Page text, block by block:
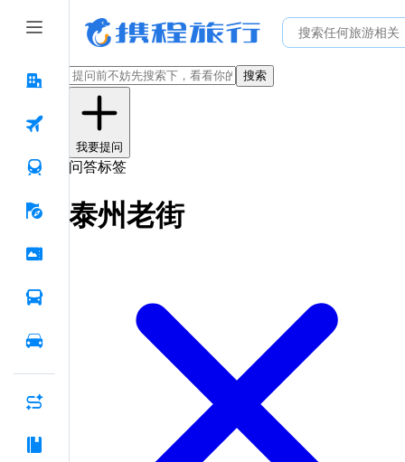
搜索
我要提问
问答标签
泰州老街